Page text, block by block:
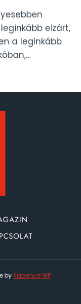
elzárt,
a leginkább
byKadence WP